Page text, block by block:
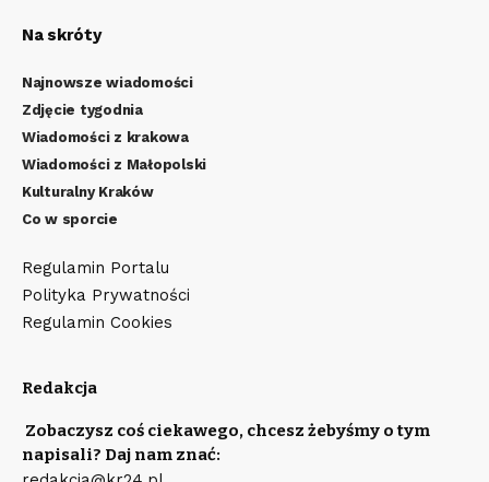
Na skróty
Najnowsze wiadomości
Zdjęcie tygodnia
Wiadomości z krakowa
Wiadomości z Małopolski
Kulturalny Kraków
Co w sporcie
Regulamin Portalu
Polityka Prywatności
Regulamin Cookies
Redakcja
Zobaczysz coś ciekawego, chcesz żebyśmy o tym
napisali? Daj nam znać: